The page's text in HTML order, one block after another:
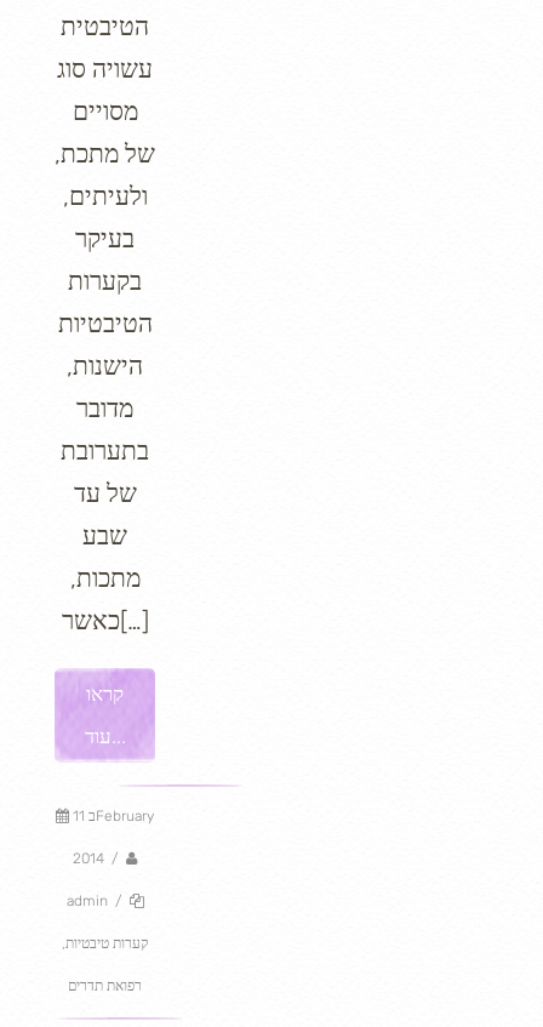
הטיבטית
עשויה סוג
מסויים
של מתכת,
ולעיתים,
בעיקר
בקערות
הטיבטיות
הישנות,
מדובר
בתערובת
של עד
שבע
מתכות,
כאשר[…]
קראו
עוד...
11 בFebruary
2014 /
admin /
קערות טיבטיות,
רפואת תדרים